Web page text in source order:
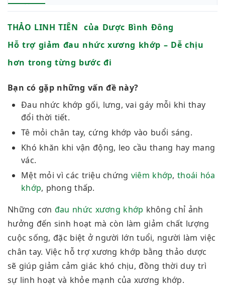
THẢO LINH TIÊN của Dược Bình Đông
Hỗ trợ giảm đau nhức xương khớp – Dễ chịu
hơn trong từng bước đi
Bạn có gặp những vấn đề này?
Đau nhức khớp gối, lưng, vai gáy mỗi khi thay
đổi thời tiết.
Tê mỏi chân tay, cứng khớp vào buổi sáng.
Khó khăn khi vận động, leo cầu thang hay mang
vác.
Mệt mỏi vì các triệu chứng viêm khớp,thoái hóa
khớp, phong thấp.
Những cơn đau nhức xương khớp không chỉ ảnh
hưởng đến sinh hoạt mà còn làm giảm chất lượng
cuộc sống, đặc biệt ở người lớn tuổi, người làm việc
chân tay. Việc hỗ trợ xương khớp bằng thảo dược
sẽ giúp giảm cảm giác khó chịu, đồng thời duy trì
sự linh hoạt và khỏe mạnh của xương khớp.